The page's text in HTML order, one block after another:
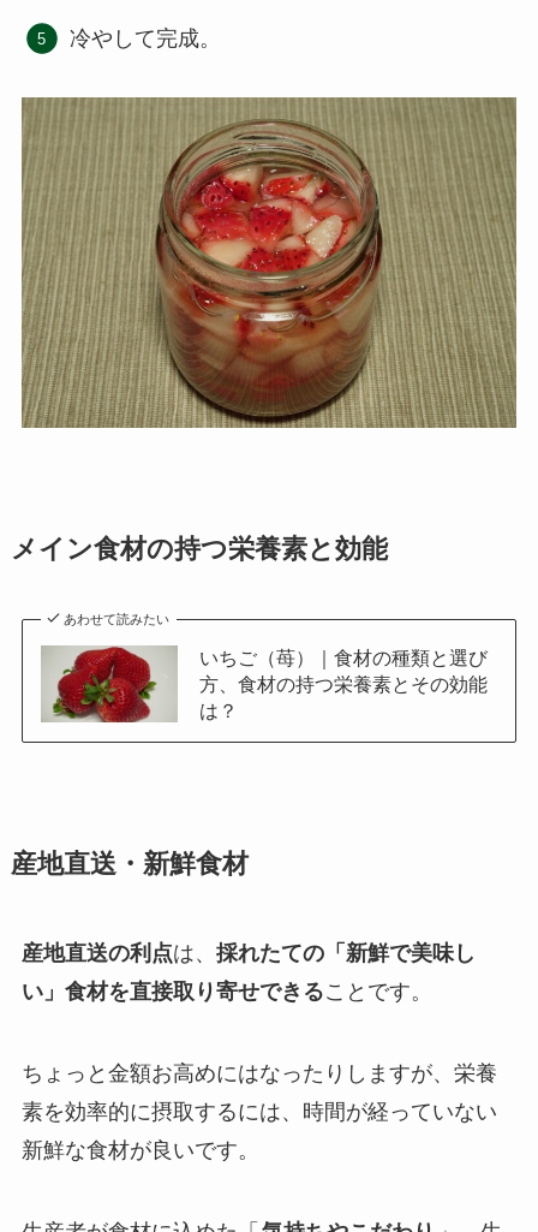
冷やして完成。
メイン食材の持つ栄養素と効能
あわせて読みたい
いちご（苺）｜食材の種類と選び
方、食材の持つ栄養素とその効能
は？
産地直送・新鮮食材
産地直送の利点は、 採れたての「新鮮で美味し
い」食材を直接取り寄せできることです。
ちょっと金額お高めにはなったりしますが、栄養
素を効率的に摂取するには、時間が経っていない
新鮮な食材が良いです。